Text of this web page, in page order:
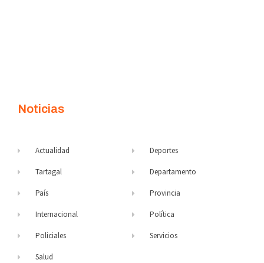
Noticias
Actualidad
Tartagal
País
Internacional
Policiales
Salud
Deportes
Departamento
Provincia
Política
Servicios